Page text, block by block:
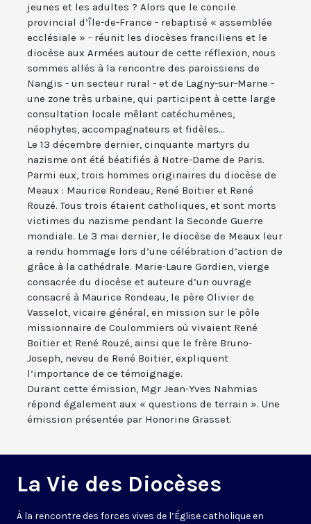
jeunes et les adultes ? Alors que le concile
provincial d’Île-de-France - rebaptisé « assemblée
ecclésiale » - réunit les diocèses franciliens et le
diocèse aux Armées autour de cette réflexion, nous
sommes allés à la rencontre des paroissiens de
Nangis - un secteur rural - et de Lagny-sur-Marne -
une zone très urbaine, qui participent à cette large
consultation locale mêlant catéchumènes,
néophytes, accompagnateurs et fidèles...
Le 13 décembre dernier, cinquante martyrs du
nazisme ont été béatifiés à Notre-Dame de Paris.
Parmi eux, trois hommes originaires du diocèse de
Meaux : Maurice Rondeau, René Boitier et René
Rouzé. Tous trois étaient catholiques, et sont morts
victimes du nazisme pendant la Seconde Guerre
mondiale. Le 3 mai dernier, le diocèse de Meaux leur
a rendu hommage lors d’une célébration d’action de
grâce à la cathédrale. Marie-Laure Gordien, vierge
consacrée du diocèse et auteure d’un ouvrage
consacré à Maurice Rondeau, le père Olivier de
Vasselot, vicaire général, en mission sur le pôle
missionnaire de Coulommiers où vivaient René
Boitier et René Rouzé, ainsi que le frère Bruno-
Joseph, neveu de René Boitier, expliquent
l’importance de ce témoignage.
Durant cette émission, Mgr Jean-Yves Nahmias
répond également aux « questions de terrain ». Une
émission présentée par Honorine Grasset.
La Vie des Diocèses
À la rencontre des forces vives de l’Église catholique en